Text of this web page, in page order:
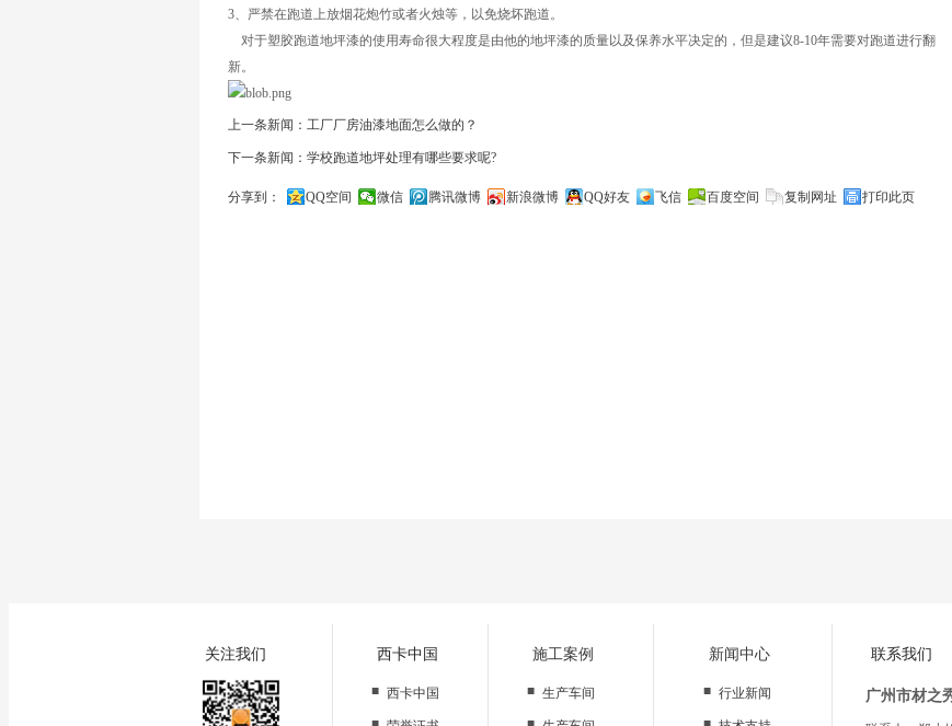
3、严禁在跑道上放烟花炮竹或者火烛等，以免烧坏跑道。
对于塑胶跑道地坪漆的使用寿命很大程度是由他的地坪漆的质量以及保养水平决定的，但是建议8-10年需要对跑道进行翻
新。
上一条新闻：工厂厂房油漆地面怎么做的？
下一条新闻：学校跑道地坪处理有哪些要求呢?
分享到： QQ空间 微信 腾讯微博 新浪微博 QQ好友 飞信 百度空间 复制网址
打印此页
关注我们 西卡中国
■ 西卡中国
施工案例
■ 生产车间
新闻中心
■ 行业新闻
联系我们
广州市材之